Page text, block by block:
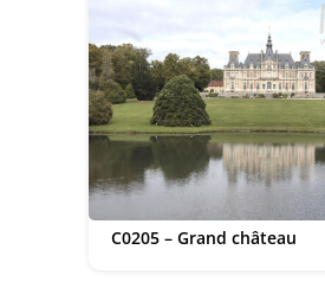
C0205 – Grand château